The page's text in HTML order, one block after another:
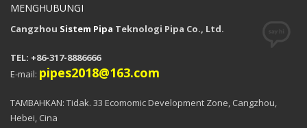
MENGHUBUNGI
Cangzhou Sistem Pipa Teknologi Pipa Co., Ltd.
TEL: +86-317-8886666
E-mail: pipes2018@163.com
TAMBAHKAN: Tidak. 33 Ecomomic Development Zone, Cangzhou,
Hebei, Cina